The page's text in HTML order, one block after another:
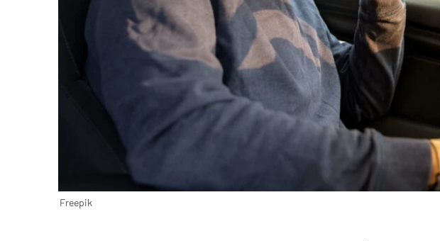
Freepik